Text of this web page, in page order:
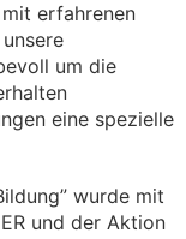
erfahrenen
um die
eine spezielle
wurde mit
und der Aktion